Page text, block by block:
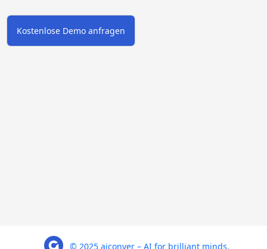
Kostenlose Demo anfragen
© 2025 aiconver – AI for brilliant minds.